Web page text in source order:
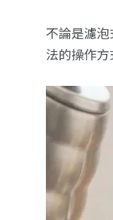
不論是濾
法的操作